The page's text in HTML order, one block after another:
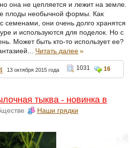
она не цепляется и лежит на земле.
плоды необычной формы. Как
семенами, они очень долго хранятся
и используются для поделок. Но с
Может быть кто-то использует ее?
Читать далее»
13 октября 2015 года 1031 16
тыква - новинка в
Наши грядки